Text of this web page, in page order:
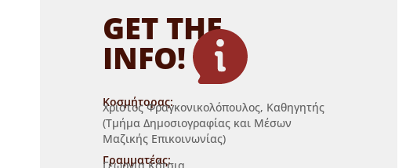
GET THE
INFO!
Κοσμήτορας:
Χρίστος Φραγκονικολόπουλος, Καθηγητής
(Τμήμα Δημοσιογραφίας και Μέσων
Μαζικής Επικοινωνίας)
Γραμματέας: